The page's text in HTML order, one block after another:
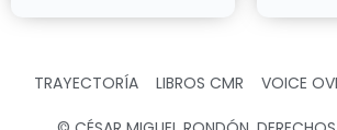
TRAYECTORÍA LIBROS CMR VOICE